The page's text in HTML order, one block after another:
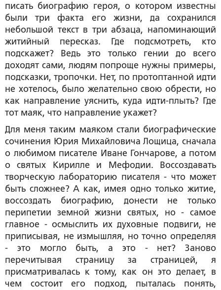
писать биографию героя, о котором известны
были три факта его жизни, да сохранился
небольшой текст в три абзаца, напоминающий
житийный пересказ. Где подсмотреть, кто
подскажет? Ведь это только гении до всего
доходят сами, людям попроще нужны примеры,
подсказки, тропочки. Нет, по протоптанной идти
не хотелось, было желательно свою обрести, но
как направление уяснить, куда идти-плыть? Где
тот маяк, что направление укажет?
Для меня таким маяком стали биографические
сочинения Юрия Михайловича Лощица, сначала
о любимом писателе Иване Гончарове, а потом
о святых Кирилле и Мефодии. Воссоздавать
творческую лабораторию писателя - что может
быть сложнее? А как, имея одно только житие,
воссоздать биографию, донести не только
перипетии земной жизни святых, но - самое
главное - осмыслить их духовные подвиги, не
приписывая, не измышляя, но точно определяя
- это могло быть, а это - нет? Заново
перечитывая страницу за страницей, я
присматривалась к тому, как он это делает, в
чем состоит его подход, пыталась понять,